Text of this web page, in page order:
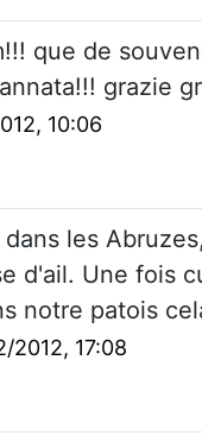
que de
grazie
10:06
les
d'ail. Une fois
notre patois
2012, 17:08